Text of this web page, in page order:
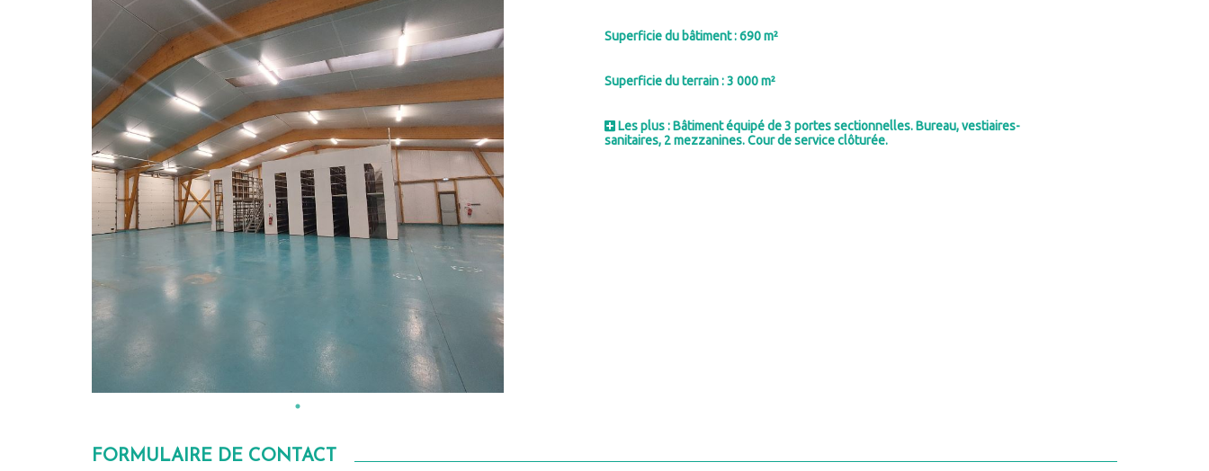
Superficie du bâtiment : 690 m²
Superficie du terrain : 3 000 m²
Les plus : Bâtiment équipé de 3 portes sectionnelles. Bureau, vestiaires-
sanitaires, 2 mezzanines. Cour de service clôturée.
FORMULAIRE DE CONTACT